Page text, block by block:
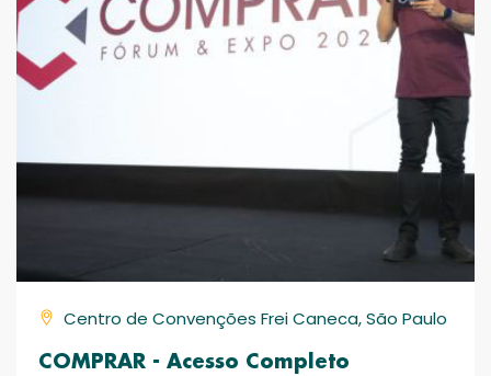
Centro de Convenções Frei Caneca, São Paulo
COMPRAR - Acesso Completo